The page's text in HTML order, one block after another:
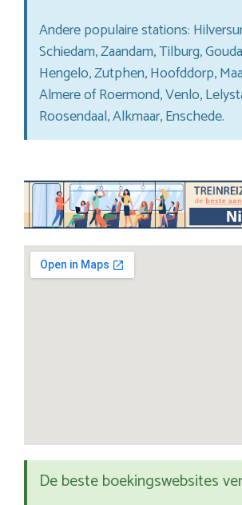
Andere populaire stations:
Schiedam, Zaandam, Tilburg,
Hengelo, Zutphen, Hoofddorp,
Almere of Roermond, Venlo,
Roosendaal, Alkmaar, Enschede.
De beste boekingswebsites